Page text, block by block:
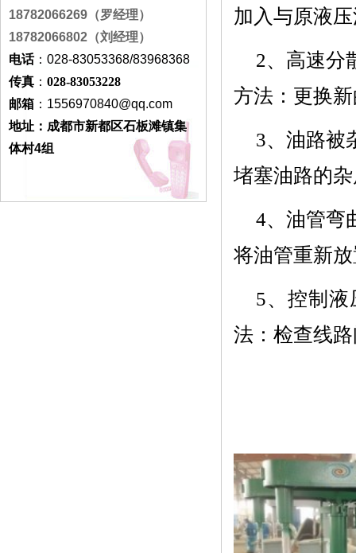
加入与原液
2、 高速分
方法：更换
3、油路被
堵塞油路的
4、油管弯
将油管重新
5、控制液
法：检查线
18782066269（罗经理）
18782066802（刘经理）
电话：028-83053368/83968368
传真 ： 028-83053228
邮箱 ： 1556970840@qq.com
地址：成都市新都区石板滩镇集
体村4组